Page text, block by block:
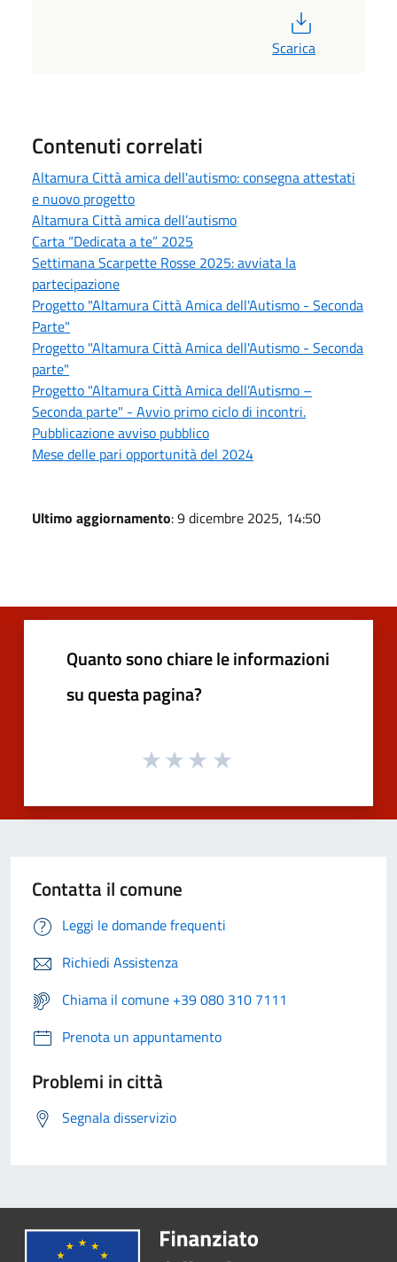
Scarica
Contenuti correlati
Altamura Città amica dell'autismo: consegna attestati
e nuovo progetto
Altamura Città amica dell’autismo
Carta “Dedicata a te” 2025
Settimana Scarpette Rosse 2025: avviata la
partecipazione
Progetto "Altamura Città Amica dell'Autismo - Seconda
Parte"
Progetto "Altamura Città Amica dell'Autismo - Seconda
parte"
Progetto "Altamura Città Amica dell’Autismo –
Seconda parte" - Avvio primo ciclo di incontri.
Pubblicazione avviso pubblico
Mese delle pari opportunità del 2024
Ultimo aggiornamento: 9 dicembre 2025, 14:50
Quanto sono chiare le informazioni
su questa pagina?
Contatta il comune
Leggi le domande frequenti
Richiedi Assistenza
Chiama il comune +39 080 310 7111
Prenota un appuntamento
Problemi in città
Segnala disservizio